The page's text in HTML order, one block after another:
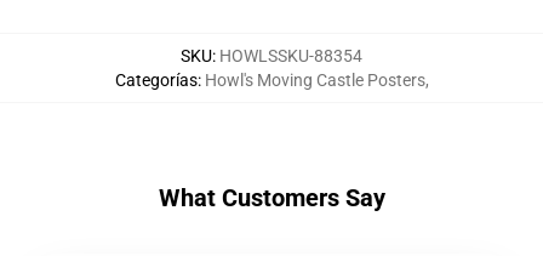
SKU: HOWLSSKU-88354
Categorías: Howl's Moving Castle Posters,
What Customers Say